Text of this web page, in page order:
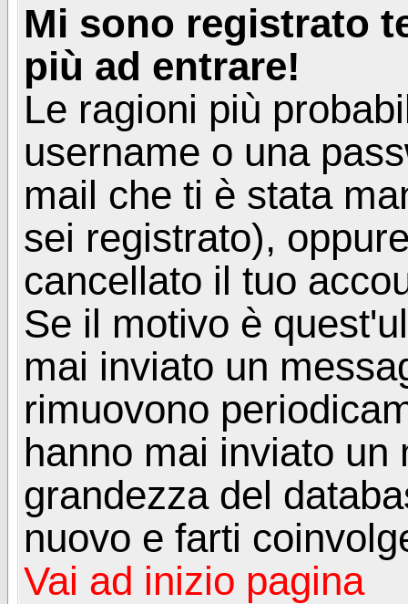
Mi sono registrato
più ad entrare!
Le ragioni più
username o una
mail che ti è stata
sei registrato),
cancellato il tuo
Se il motivo è
mai inviato un
rimuovono
hanno mai inviato
grandezza del
nuovo e farti
Vai ad inizio pagina